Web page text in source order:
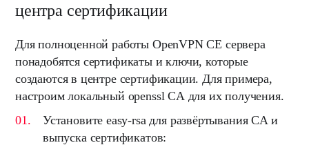
центра сертификации
Для полноценной работы OpenVPN CE сервера
понадобятся сертификаты и ключи, которые
создаются в центре сертификации. Для примера,
настроим локальный openssl CA для их получения.
Установитеeasy-rsa для развёртыванияCA и
выпуска сертификатов: